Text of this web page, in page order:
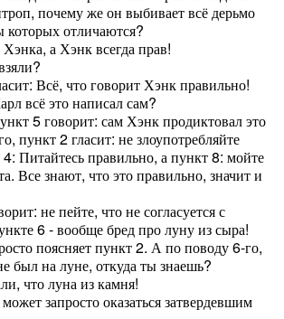
почему же он выбивает всё дерьмо
которых отличаются?
а Хэнк всегда прав!
Всё, что говорит Хэнк правильно!
всё это написал сам?
5 говорит: сам Хэнк продиктовал это
пункт 2 гласит: не злоупотребляйте
Питайтесь правильно, а пункт 8: мойте
Все знают, что это правильно, значит и
не пейте, что не согласуется с
6 - вообще бред про луну из сыра!
поясняет пункт 2. А по поводу 6-го,
был на луне, откуда ты знаешь?
что луна из камня!
запросто оказаться затвердевшим